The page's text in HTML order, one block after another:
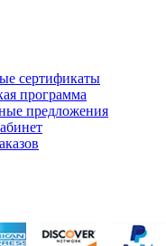
сертификаты
программа
предложения